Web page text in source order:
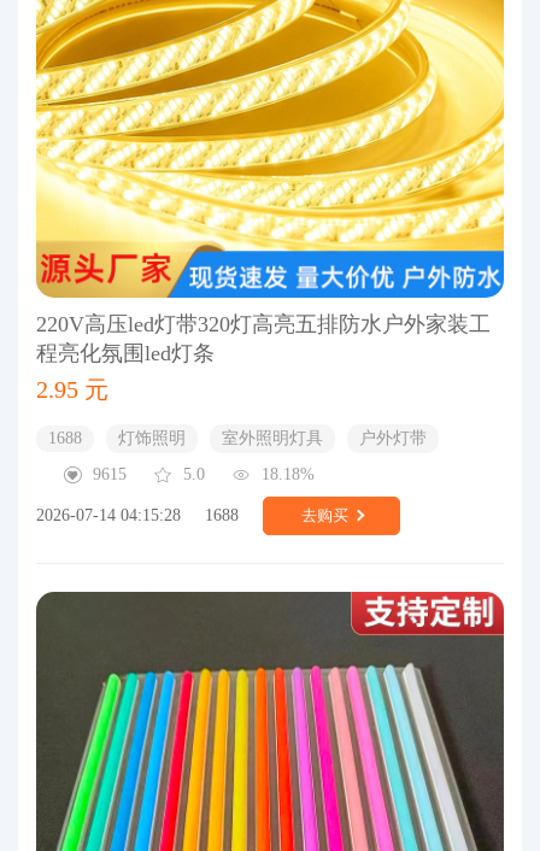
220V高压led灯带320灯高亮五排防水户外家装工
程亮化氛围led灯条
2.95 元
1688 灯饰照明 室外照明灯具
户外灯带
9615
5.0 18.18%
2026-07-14 04:15:28 1688 去购买